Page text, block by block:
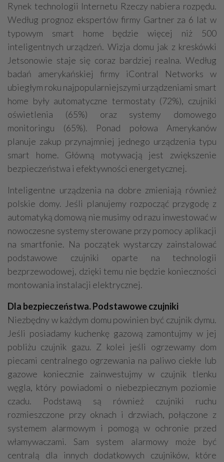
Rynek technologii Internetu Rzeczy nabiera rozpędu.
Według prognoz ekspertów firmy Gartner za 6 lat w
typowym smart home będzie więcej niż 500
inteligentnych urządzeń. Wizja domu jak z kreskówki
Jetsonowie staje się coraz bardziej realna. Według
badań amerykańskiej firmy iContral Networks w
ubiegłym roku najpopularniejszymi urządzeniami smart
home były automatyczne termostaty (72%), czujniki
oświetlenia (65%) oraz systemy domowego
monitoringu (65%). Ponad połowa Amerykanów
planuje zakup przynajmniej jednego urządzenia typu
smart home. Główną motywacją jest zwiększenie
bezpieczeństwa i efektywności energetycznej.
Inteligentne urządzenia na dobre zmieniają również
polskie domy. Jeśli planujemy rozpocząć przygodę z
automatyką domową nie musimy od razu inwestować w
nowoczesne systemy sterowane przy pomocy aplikacji
na smartfonie. Na początek wystarczy zainstalować
podstawowe czujniki oparte na technologii
bezprzewodowej, dzięki temu nie będzie konieczności
montowania instalacji elektrycznej.
Dla bezpieczeństwa. Podstawowe czujniki
Niezbędny w każdym domu powinien być czujnik dymu.
Jeśli posiadamy kuchenkę gazową zamontujmy w jej
pobliżu czujnik gazu. Z kolei jeśli ogrzewamy dom
piecami centralnego ogrzewania na paliwo ciekłe lub
gazowe koniecznie zainwestujmy w czujnik tlenku
węgla, który powiadomi o niebezpiecznym poziomie
czadu. Podstawą są również czujniki ruchu
rozmieszczone przy oknach i drzwiach, połączone z
systemem alarmowym i pomogą w ochronie przed
włamywaczami. Sam system alarmowy może być
centralą dla innych dodatkowych czujników, które